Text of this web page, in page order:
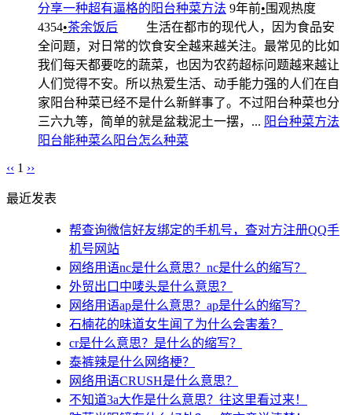
分享一种超有逼格的阳台种菜方法 9年前• 围观热度
4354•茶余饭后
生活在都市的现代人，因为食品安
全问题，对日常的饮食安全越来越关注。最常见的比如
我们每天都要吃的蔬菜，也因为农药超标问题越来越让
人们觉得不安。所以热爱生活、动手能力强的人们在自
家阳台种菜已经不是什么新鲜事了。不过阳台种菜也分
三六九等，简单的就是盆栽泥土一摆，... 阳台种菜方法
阳台能种菜么 阳台怎么种菜
‹‹ 1 ››
最近发表
帮查询微信好友绑定的手机号，查对方注册QQ手
机号网站
网络用语nc是什么意思？nc是什么的缩写？
外贸出口中唛头是什么意思？
网络用语ap是什么意思？ap是什么的缩写？
石楠花的味道女生闻了为什么会害羞？
cr是什么意思？是什么的缩写？
泰裤辣是什么网络梗？
网络用语CRUSH是什么意思？
不知道3a大作是什么意思？往这里看过来！